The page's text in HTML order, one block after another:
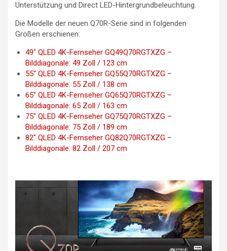
Unterstützung und Direct LED-Hintergrundbeleuchtung.
Die Modelle der neuen Q70R-Serie sind in folgenden
Größen erschienen:
49″ QLED 4K-Fernseher GQ49Q70RGTXZG –
Bilddiagonale: 49 Zoll / 123 cm
55″ QLED 4K-Fernseher GQ55Q70RGTXZG –
Bilddiagonale: 55 Zoll / 138 cm
65″ QLED 4K-Fernseher GQ65Q70RGTXZG –
Bilddiagonale: 65 Zoll / 163 cm
75″ QLED 4K-Fernseher GQ75Q70RGTXZG –
Bilddiagonale: 75 Zoll / 189 cm
82″ QLED 4K-Fernseher GQ82Q70RGTXZG –
Bilddiagonale: 82 Zoll / 207 cm